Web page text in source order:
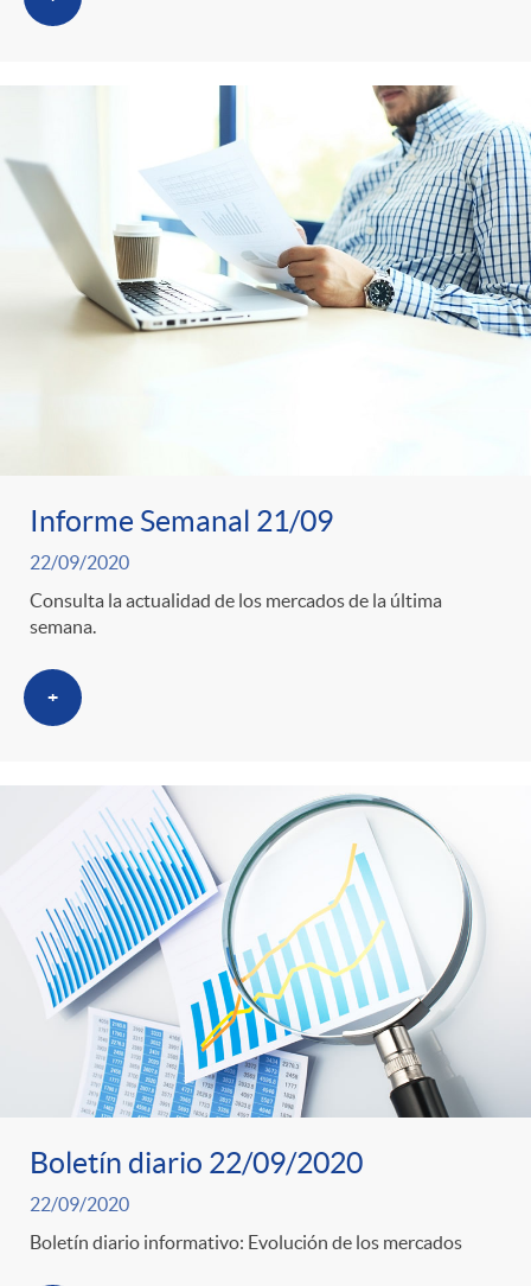
Informe Semanal 21/09
22/09/2020
Consulta la actualidad de los mercados de la última
semana.
+
Boletín diario 22/09/2020
22/09/2020
Boletín diario informativo: Evolución de los mercados